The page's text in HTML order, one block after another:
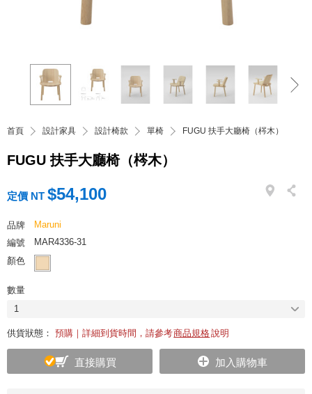
首頁 設計家具 設計椅款 單椅 FUGU 扶手大廳椅（梣木）
FUGU 扶手大廳椅（梣木）
定價 NT $54,100
品牌
Maruni
編號
MAR4336-31
顏色
數量
1
供貨狀態： 預購｜詳細到貨時間，請參考商品規格說明
直接購買 加入購物車